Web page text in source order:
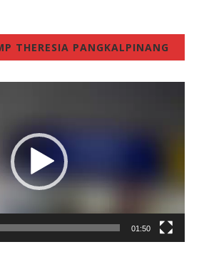
THERESIA PANGKALPINANG
01:50